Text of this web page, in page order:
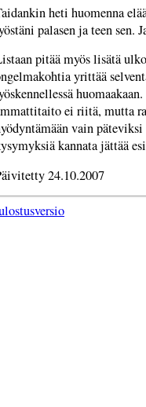
heti huomenna
palasen ja teen sen.
pitää myös lisätä
yrittää
ei riitä, mutta
vain
kannata jättää
24.10.2007